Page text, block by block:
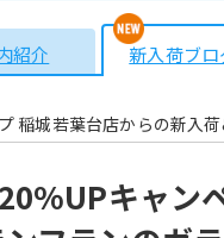
紹介 新入荷ブロ
稲城若葉台店からの新入荷
キャン